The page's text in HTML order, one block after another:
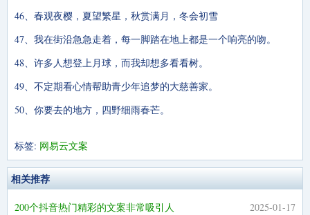
46、春观夜樱，夏望繁星，秋赏满月，冬会初雪
47、我在街沿急急走着，每一脚踏在地上都是一个响亮的吻。
48、许多人想登上月球，而我却想多看看树。
49、不定期看心情帮助青少年追梦的大慈善家。
50、你要去的地方，四野细雨春芒。
标签: 网易云文案
相关推荐
2025-01-17
200个抖音热门精彩的文案非常吸引人